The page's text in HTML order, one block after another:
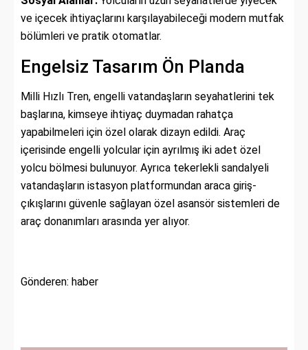
ve içecek ihtiyaçlarını karşılayabileceği modern mutfak
bölümleri ve pratik otomatlar.
Engelsiz Tasarım Ön Planda
Milli Hızlı Tren, engelli vatandaşların seyahatlerini tek
başlarına, kimseye ihtiyaç duymadan rahatça
yapabilmeleri için özel olarak dizayn edildi. Araç
içerisinde engelli yolcular için ayrılmış iki adet özel
yolcu bölmesi bulunuyor. Ayrıca tekerlekli sandalyeli
vatandaşların istasyon platformundan araca giriş-
çıkışlarını güvenle sağlayan özel asansör sistemleri de
araç donanımları arasında yer alıyor.
Gönderen: haber